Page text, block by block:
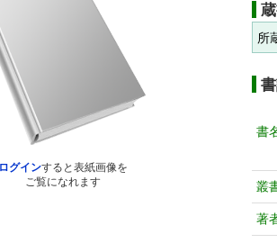
ログインすると表紙画像を
ご覧になれます
所
書
叢
著